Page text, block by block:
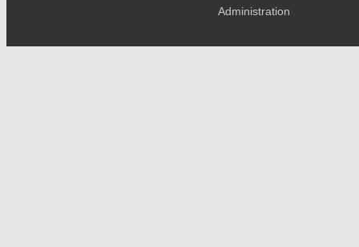
Administration